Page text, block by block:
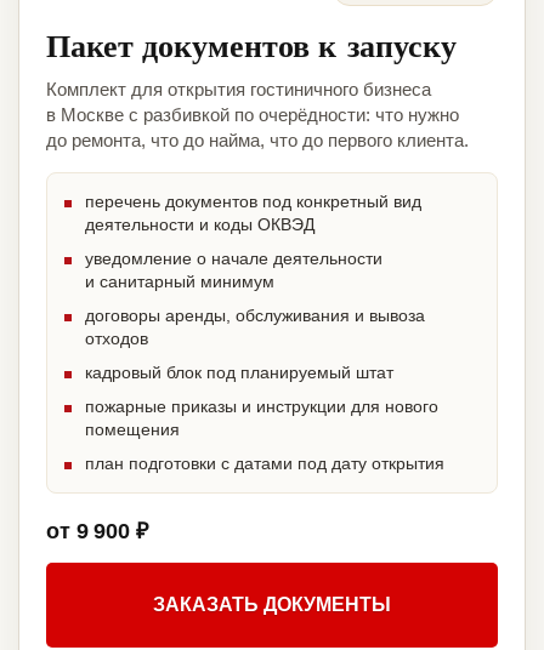
Пакет документов к запуску
Комплект для открытия гостиничного бизнеса
в Москве с разбивкой по очерёдности: что нужно
до ремонта, что до найма, что до первого клиента.
перечень документов под конкретный вид
деятельности и коды ОКВЭД
уведомление о начале деятельности
и санитарный минимум
договоры аренды, обслуживания и вывоза
отходов
кадровый блок под планируемый штат
пожарные приказы и инструкции для нового
помещения
план подготовки с датами под дату открытия
от 9 900 ₽
ЗАКАЗАТЬ ДОКУМЕНТЫ